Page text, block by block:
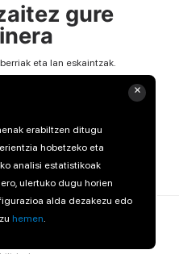
gure
eta lan eskaintzak.
erreserbatuak.
Canal ético
Informe de
erabiltzen ditugu
hobetzeko eta
analisi estatistikoak
ulertuko dugu horien
alda dezakezu edo
hemen
×